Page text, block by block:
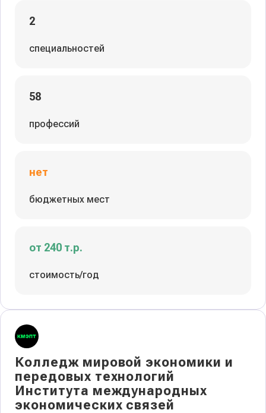
2
специальностей
58
профессий
нет
бюджетных мест
от 240 т.р.
стоимость/год
Колледж мировой экономики и
передовых технологий
Института международных
экономических связей